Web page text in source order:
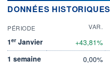
DONNÉES HISTORIQUES
PÉRIODE VAR.
1er Janvier +43,81%
1 semaine
0,00%